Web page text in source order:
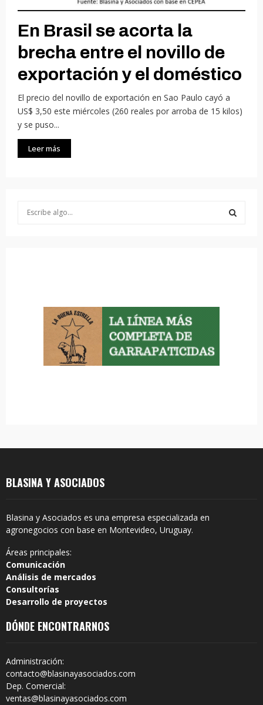
En Brasil se acorta la
brecha entre el novillo de
exportación y el doméstico
El precio del novillo de exportación en Sao Paulo cayó a
US$ 3,50 este miércoles (260 reales por arroba de 15 kilos)
y se puso...
Leer más
BLASINA Y ASOCIADOS
Blasina y Asociados es una empresa especializada en
agronegocios con base en Montevideo, Uruguay.
Áreas principales:
Comunicación
Análisis de mercados
Consultorías
Desarrollo de proyectos
DÓNDE ENCONTRARNOS
Administración:
contacto@blasinayasociados.com
Dep. Comercial:
ventas@blasinayasociados.com